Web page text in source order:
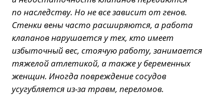
по наследству. Но не все зависит от генов.
Стенки вены часто расширяются, а работа
клапанов нарушается у тех, кто имеет
избыточный вес, стоячую работу, занимается
тяжелой атлетикой, а также у беременных
женщин. Иногда повреждение сосудов
усугубляется из-за травм, переломов.